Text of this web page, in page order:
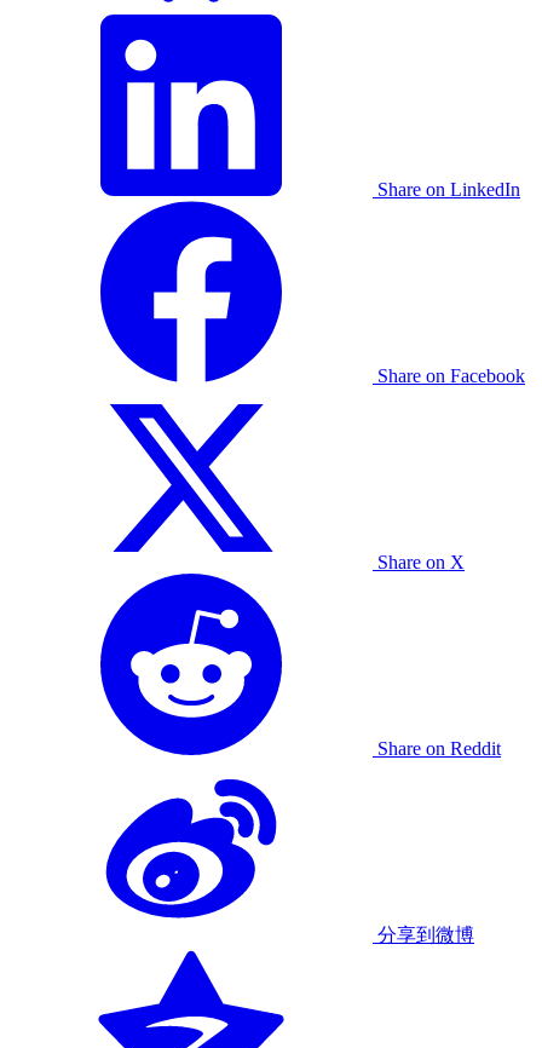
Share on LinkedIn
Share on Facebook
Share on X
Share on Reddit
分享到微博